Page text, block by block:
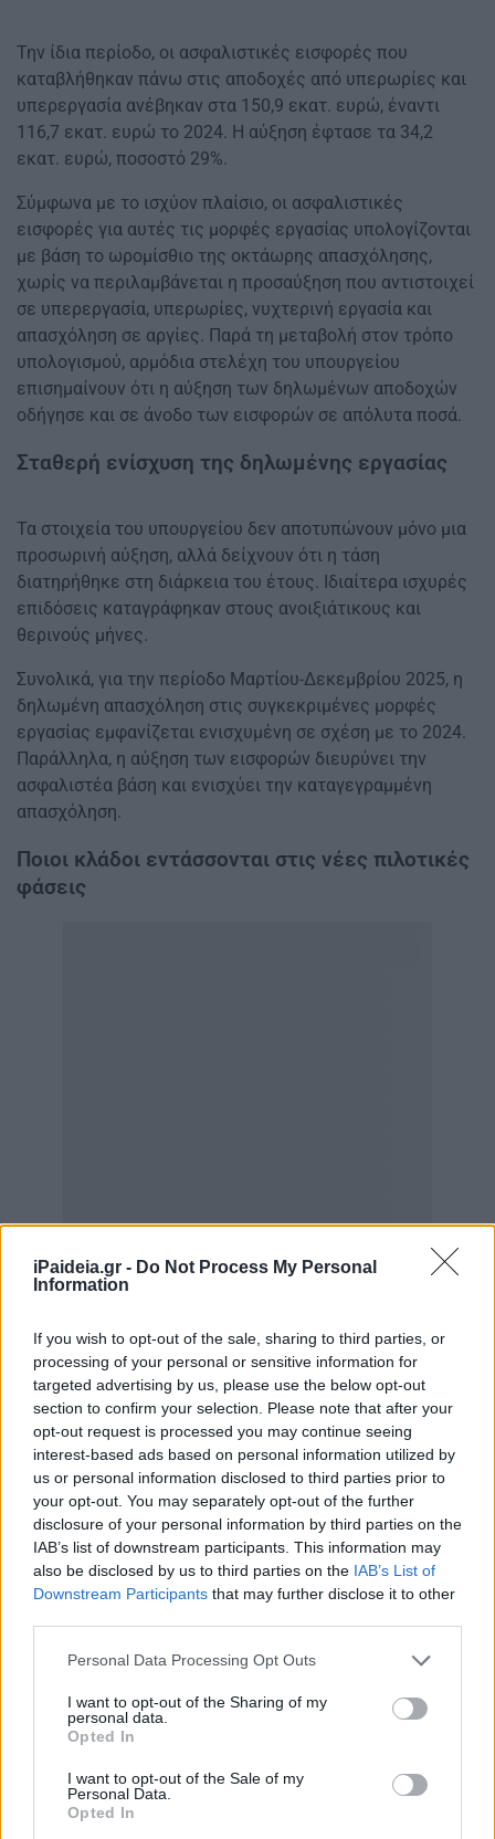
iPaideia.gr - Do Not Process My Personal
Information
If you wish to opt-out of the sale, sharing to third parties, or
processing of your personal or sensitive information for
targeted advertising by us, please use the below opt-out
section to confirm your selection. Please note that after your
opt-out request is processed you may continue seeing
interest-based ads based on personal information utilized by
us or personal information disclosed to third parties prior to
your opt-out. You may separately opt-out of the further
disclosure of your personal information by third parties on the
IAB’s list of downstream participants. This information may
also be disclosed by us to third parties on the IAB’s List of
Downstream Participants that may further disclose it to other
Please note that this website/app uses one or more Google
not limited to your visit or usage behaviour. You may click to
grant or deny consent to Google and its third-party tags to
use your data for below specified purposes in below Google
consent section.
Personal Data Processing Opt Outs
I want to opt-out of the Sharing of my
personal data.
Opted In
I want to opt-out of the Sale of my
Personal Data.
Opted In
Την ίδια περίοδο, οι ασφαλιστικές εισφορές που
καταβλήθηκαν πάνω στις αποδοχές από υπερωρίες και
υπερεργασία ανέβηκαν στα 150,9 εκατ. ευρώ, έναντι
116,7 εκατ. ευρώ το 2024. Η αύξηση έφτασε τα 34,2
εκατ. ευρώ, ποσοστό 29%.
Σύμφωνα με το ισχύον πλαίσιο, οι ασφαλιστικές
εισφορές για αυτές τις μορφές εργασίας υπολογίζονται
με βάση το ωρομίσθιο της οκτάωρης απασχόλησης,
χωρίς να περιλαμβάνεται η προσαύξηση που αντιστοιχεί
σε υπερεργασία, υπερωρίες, νυχτερινή εργασία και
απασχόληση σε αργίες. Παρά τη μεταβολή στον τρόπο
υπολογισμού, αρμόδια στελέχη του υπουργείου
επισημαίνουν ότι η αύξηση των δηλωμένων αποδοχών
οδήγησε και σε άνοδο των εισφορών σε απόλυτα ποσά.
Σταθερή ενίσχυση της δηλωμένης εργασίας
Τα στοιχεία του υπουργείου δεν αποτυπώνουν μόνο μια
προσωρινή αύξηση, αλλά δείχνουν ότι η τάση
διατηρήθηκε στη διάρκεια του έτους. Ιδιαίτερα ισχυρές
επιδόσεις καταγράφηκαν στους ανοιξιάτικους και
θερινούς μήνες.
Συνολικά, για την περίοδο Μαρτίου-Δεκεμβρίου 2025, η
δηλωμένη απασχόληση στις συγκεκριμένες μορφές
εργασίας εμφανίζεται ενισχυμένη σε σχέση με το 2024.
Παράλληλα, η αύξηση των εισφορών διευρύνει την
ασφαλιστέα βάση και ενισχύει την καταγεγραμμένη
απασχόληση.
Ποιοι κλάδοι εντάσσονται στις νέες πιλοτικές
φάσεις
Εργασίας. Η διεύρυνση θα γίνει μέσα από δύο νέες
πιλοτικές φάσεις και αναμένεται να καλύψει περίπου
476.000 εργαζόμενους.
έως τις 11 Οκτωβρίου 2026. Σε αυτήν εντάσσονται
δραστηριότητες του τομέα της υγείας, όπως